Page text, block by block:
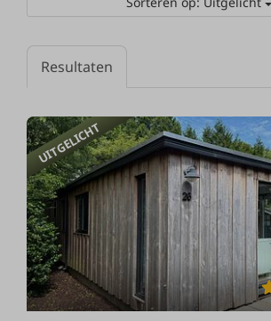
Resultaten
UITGELICHT